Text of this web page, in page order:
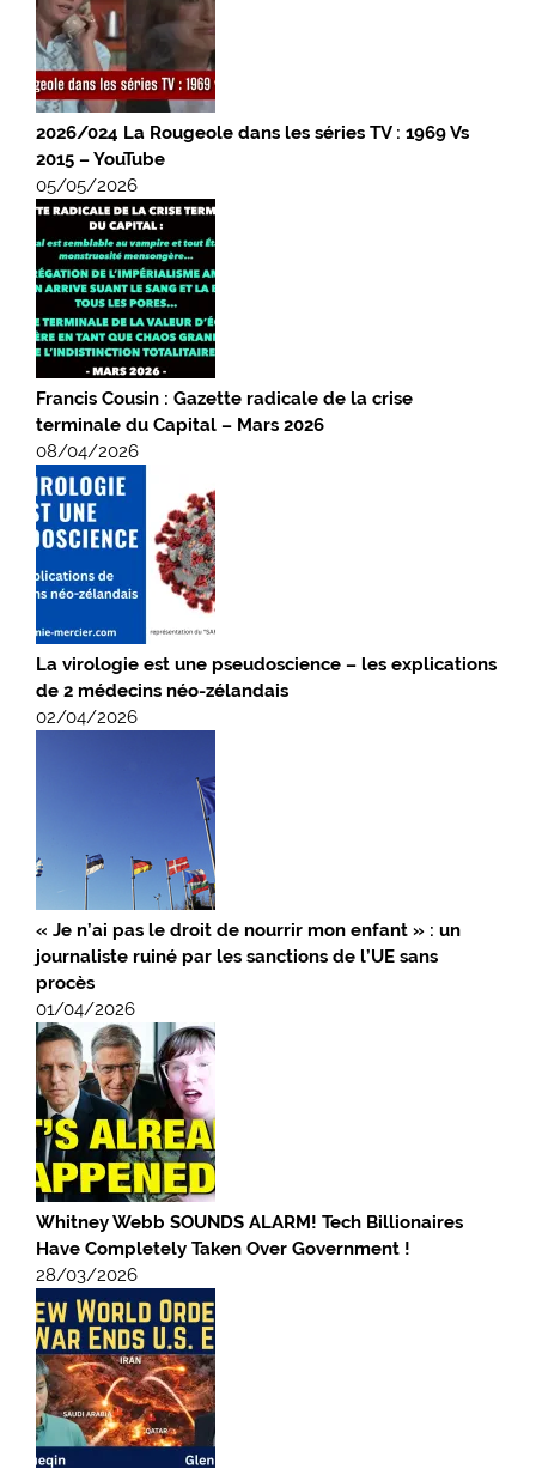
2026/024 La Rougeole dans les séries TV : 1969 Vs
2015 – YouTube
05/05/2026
Francis Cousin : Gazette radicale de la crise
terminale du Capital – Mars 2026
08/04/2026
La virologie est une pseudoscience – les explications
de 2 médecins néo-zélandais
02/04/2026
« Je n’ai pas le droit de nourrir mon enfant » : un
journaliste ruiné par les sanctions de l’UE sans
procès
01/04/2026
Whitney Webb SOUNDS ALARM! Tech Billionaires
Have Completely Taken Over Government !
28/03/2026